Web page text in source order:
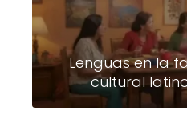
Lenguas en la
cultural